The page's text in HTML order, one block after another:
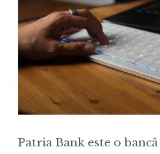
Patria Bank este o